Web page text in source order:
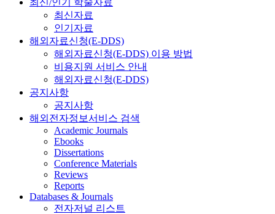
최신자료
인기자료
해외자료신청(E-DDS)
해외자료신청(E-DDS) 이용 방법
비용지원 서비스 안내
해외자료신청(E-DDS)
공지사항
공지사항
해외전자정보서비스 검색
Academic Journals
Ebooks
Dissertations
Conference Materials
Reviews
Reports
Databases & Journals
전자저널 리스트